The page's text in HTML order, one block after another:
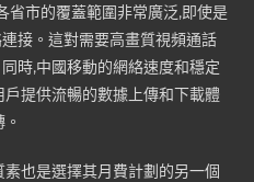
省市的覆蓋範圍非常廣泛,即使是
接。這對需要高畫質視頻通話
時,中國移動的網絡速度和穩定
提供流暢的數據上傳和下載體
也是選擇其月費計劃的另一個